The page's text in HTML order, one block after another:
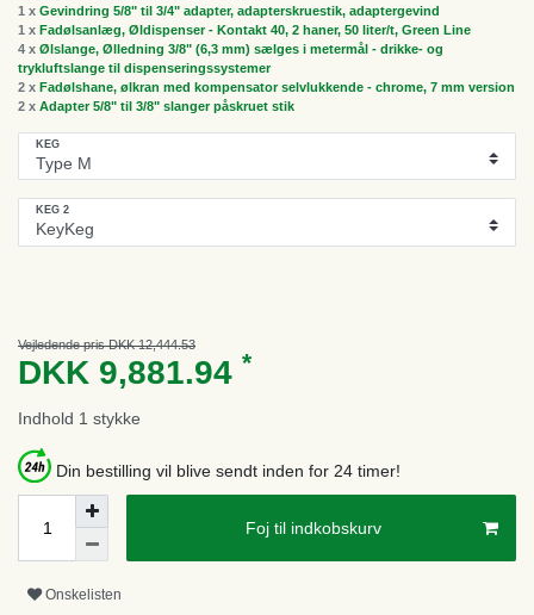
1 x Gevindring 5/8" til 3/4" adapter, adapterskruestik, adaptergevind
1 x Fadølsanlæg, Øldispenser - Kontakt 40, 2 haner, 50 liter/t, Green Line
4 x Ølslange, Ølledning 3/8" (6,3 mm) sælges i metermål - drikke- og
trykluftslange til dispenseringssystemer
2 x Fadølshane, ølkran med kompensator selvlukkende - chrome, 7 mm version
2 x Adapter 5/8" til 3/8" slanger påskruet stik
KEG
KEG 2
Vejledende pris DKK 12,444.53
DKK 9,881.94 *
Indhold 1 stykke
Din bestilling vil blive sendt inden for 24 timer!
Foj til indkobskurv
Onskelisten